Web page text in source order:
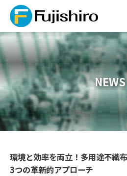
NEWS
環境と効率を両立！多用途不織
3つの革新的アプローチ